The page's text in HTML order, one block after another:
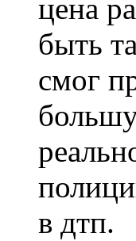
цена
быть
смог
в дтп.